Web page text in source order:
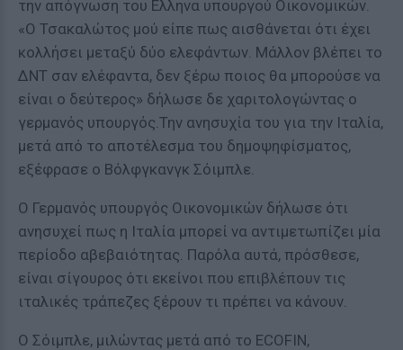
την απόγνωση του Ελληνα υπουργού Οικονομικών.
«Ο Τσακαλώτος μού είπε πως αισθάνεται ότι έχει
κολλήσει μεταξύ δύο ελεφάντων. Μάλλον βλέπει το
ΔΝΤ σαν ελέφαντα, δεν ξέρω ποιος θα μπορούσε να
είναι ο δεύτερος» δήλωσε δε χαριτολογώντας ο
γερμανός υπουργός.Την ανησυχία του για την Ιταλία,
μετά από το αποτέλεσμα του δημοψηφίσματος,
εξέφρασε ο Βόλφγκανγκ Σόιμπλε.
Ο Γερμανός υπουργός Οικονομικών δήλωσε ότι
ανησυχεί πως η Ιταλία μπορεί να αντιμετωπίζει μία
περίοδο αβεβαιότητας. Παρόλα αυτά, πρόσθεσε,
είναι σίγουρος ότι εκείνοι που επιβλέπουν τις
ιταλικές τράπεζες ξέρουν τι πρέπει να κάνουν.
Ο Σόιμπλε, μιλώντας μετά από το ECOFIN,